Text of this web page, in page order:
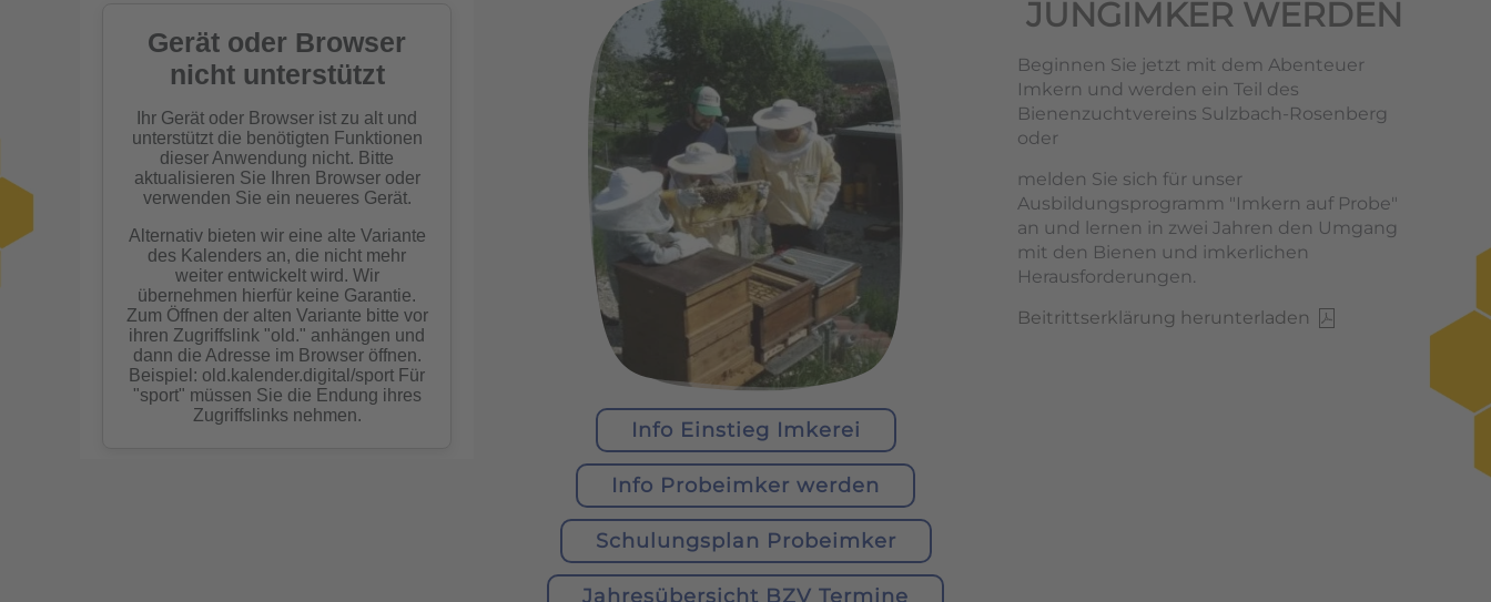
Info Einstieg Imkerei
Info Probeimker werden
Schulungsplan Probeimker
Jahresübersicht BZV Termine
JUNGIMKER WERDEN
Beginnen Sie jetzt mit dem Abenteuer
Imkern und werden ein Teil des
Bienenzuchtvereins Sulzbach-Rosenberg
oder
melden Sie sich für unser
Ausbildungsprogramm "Imkern auf Probe"
an und lernen in zwei Jahren den Umgang
mit den Bienen und imkerlichen
Herausforderungen.
Beitrittserklärung herunterladen